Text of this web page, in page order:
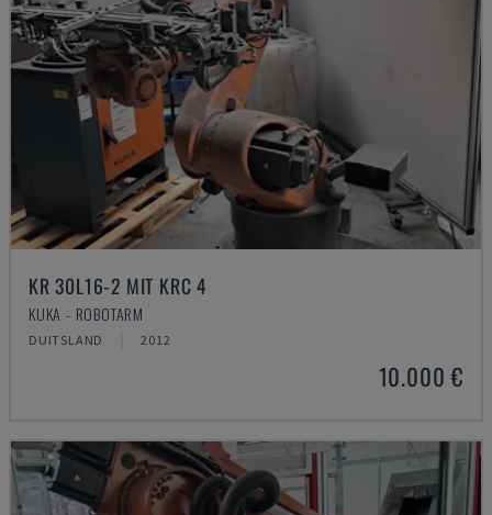
KR 30L16-2 MIT KRC 4
KUKA - ROBOTARM
DUITSLAND 2012
10.000 €